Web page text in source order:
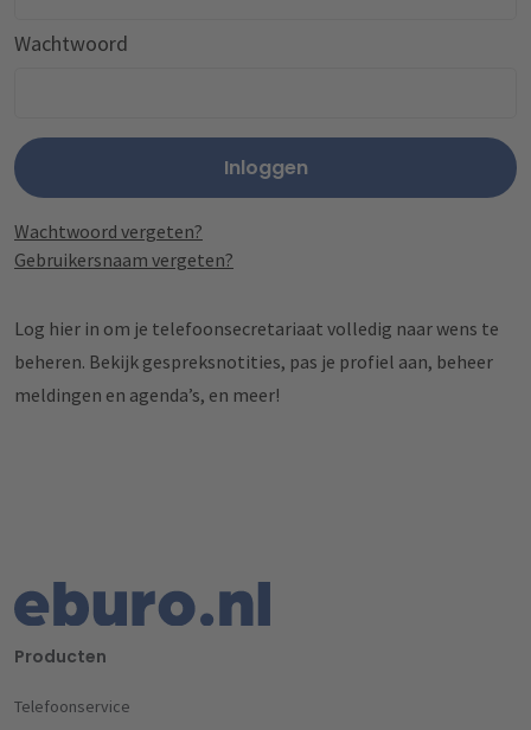
Wachtwoord
Inloggen
Wachtwoord vergeten?
Gebruikersnaam vergeten?
Log hier in om je telefoonsecretariaat volledig naar wens te
beheren. Bekijk gespreksnotities, pas je profiel aan, beheer
meldingen en agenda’s, en meer!
Producten
Telefoonservice